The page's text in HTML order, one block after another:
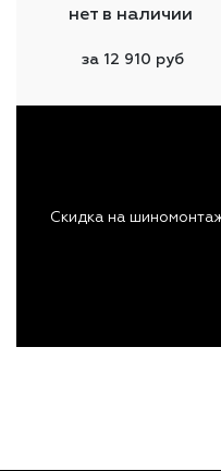
нет в наличии
за 12 910 руб
Скидка на